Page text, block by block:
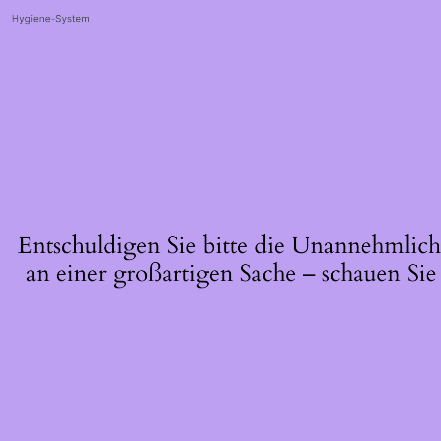
Hygiene-System
Entschuldigen Sie bitte die
an einer großartigen Sache – schauen